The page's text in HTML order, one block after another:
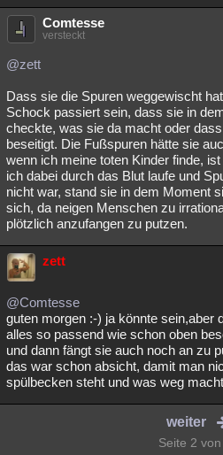
Comtesse
versteckt
@zett
Dass sie die Spuren weggewischt
Schock passiert sein, dass sie in
checkte, was sie da macht oder
beseitigt. Die Fußspuren hätte sie
wenn ich meine toten Kinder finde,
ich dabei durch das Blut laufe und
nicht war, stand sie in dem Moment
sich, da neigen Menschen zu
plötzlich anzufangen zu putzen.
zett
@Comtesse
guten morgen :-) ja könnte sein,aber
alles so passend wie schon oben
und dann fängt sie auch noch an zu
das war schon absicht, damit man
spülbecken steht und was weg
weiter
Seite 2